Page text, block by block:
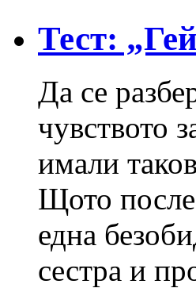
Тест:
Да се
чувството
имали
Щото после
една
сестра и